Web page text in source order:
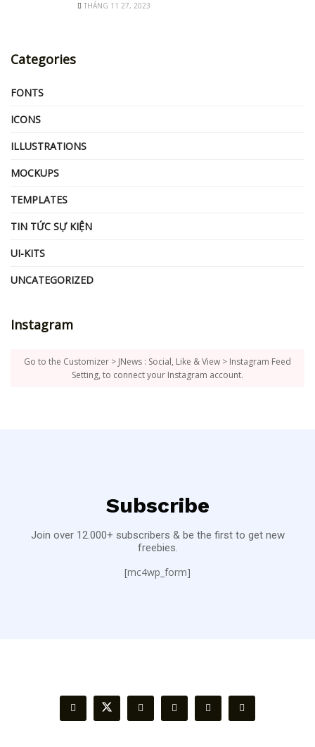
THÁNG 11 27, 2023
Categories
FONTS
ICONS
ILLUSTRATIONS
MOCKUPS
TEMPLATES
TIN TỨC SỰ KIỆN
UI-KITS
UNCATEGORIZED
Instagram
Go to the Customizer > JNews : Social, Like & View > Instagram Feed
Setting, to connect your Instagram account.
Subscribe
Join over 12.000+ subscribers & be the first to get new
freebies.
[mc4wp_form]